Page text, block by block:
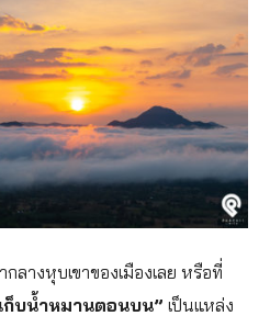
กลางหุบเขาของเมืองเลย หรือที่
ก็บน้ำหมานตอนบน” เป็นแหล่ง